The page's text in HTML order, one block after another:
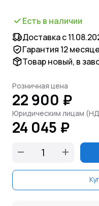
Есть в наличии
Доставка с
Гарантия 12
Товар новый, в
Розничная цена
22 900 ₽
Юридическим лицам
24 045 ₽